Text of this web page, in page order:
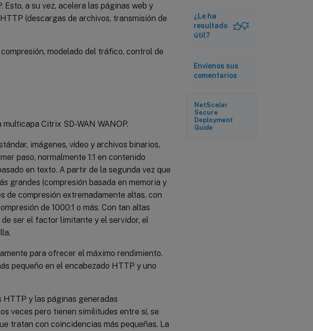
a su vez, acelera las páginas web y
(descargas de archivos, transmisión de
modelado del tráfico, control de
Citrix SD-WAN WANOP.
imágenes, vídeo y archivos binarios,
paso, normalmente 1:1 en contenido
en texto. A partir de la segunda vez que
grandes (compresión basada en memoria y
de compresión extremadamente altas, con
de 1000:1 o más. Con tan altas
ser el factor limitante y el servidor, el
para ofrecer el máximo rendimiento.
pequeño en el encabezado HTTP y uno
HTTP y las páginas generadas
veces pero tienen similitudes entre sí, se
tratan con coincidencias más pequeñas. La
vídeo
¿Le ha
resultado
útil?
Envíenos sus
comentarios
NetScaler
Secure
Deployment
Guide